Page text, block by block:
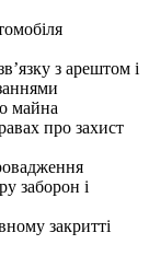
з арештом і
майна
про захист
заборон і
закритті